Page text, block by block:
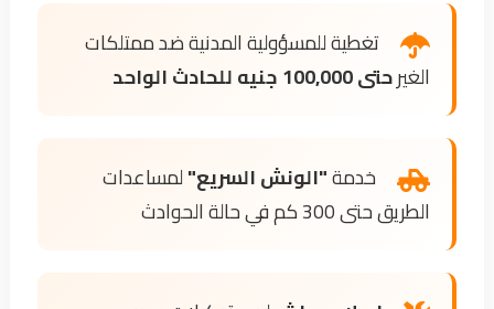
تغطية للمسؤولية المدنية ضد ممتلكات
الغيرحتى 100,000 جنيه للحادث الواحد
خدمة"الونش السريع"لمساعدات
الطريق حتى 300 كم في حالة الحوادث